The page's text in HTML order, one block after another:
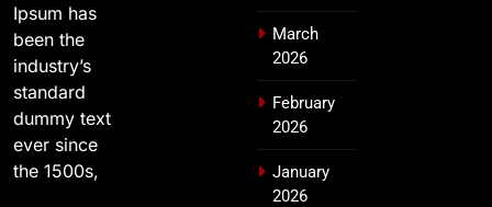
Ipsum has
been the
industry’s
standard
dummy text
ever since
the 1500s,
March
2026
February
2026
January
2026